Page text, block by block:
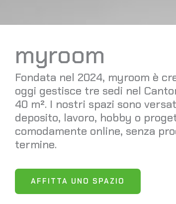
myroom
Fondata nel 2024, myroom è
oggi gestisce tre sedi nel
40 m². I nostri spazi sono
deposito, lavoro, hobby o
comodamente online, senza
termine.
AFFITTA UNO SPAZIO